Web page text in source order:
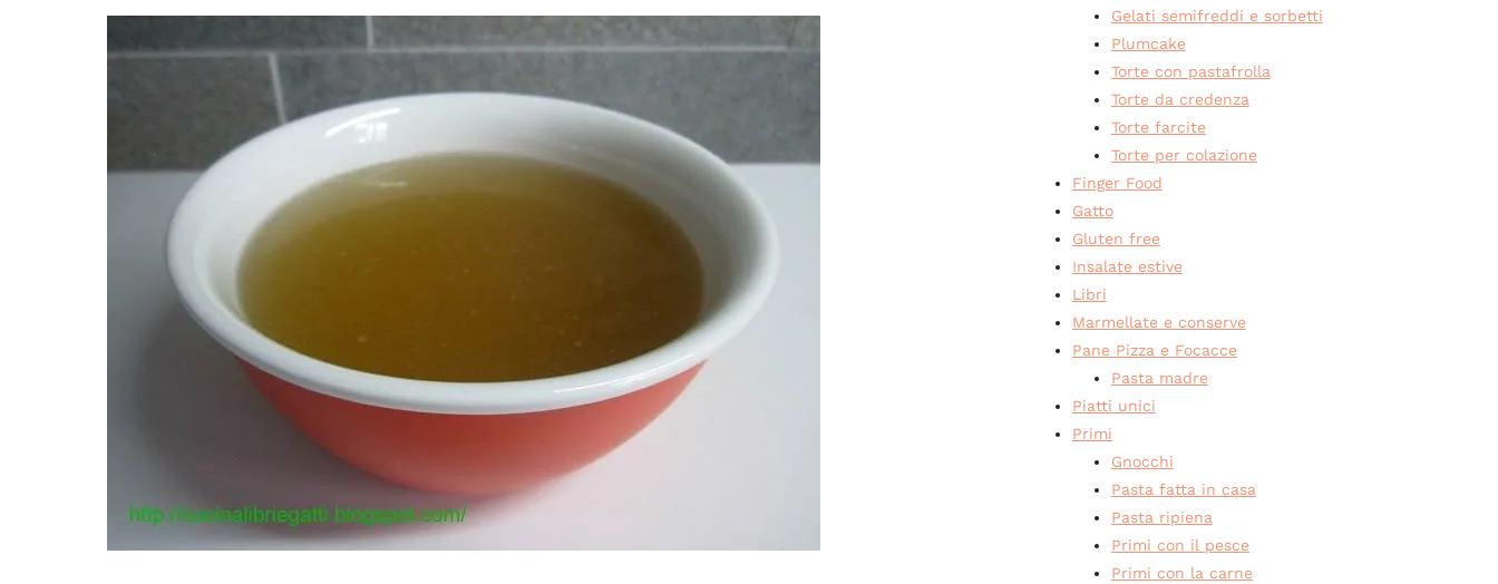
Gelati semifreddi e sorbetti
Plumcake
Torte con pastafrolla
Torte da credenza
Torte farcite
Torte per colazione
Finger Food
Gatto
Gluten free
Insalate estive
Libri
Marmellate e conserve
Pane Pizza e Focacce
Pasta madre
Piatti unici
Primi
Gnocchi
Pasta fatta in casa
Pasta ripiena
Primi con il pesce
Primi con la carne